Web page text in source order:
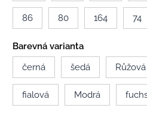
86 80 164 74
Barevná varianta
černá
šedá Růžová
fialová Modrá